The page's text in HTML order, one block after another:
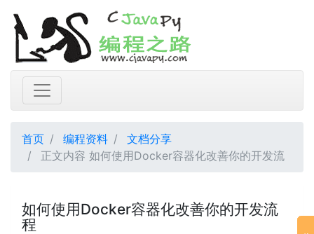
首页 编程资料
文档分享
正文内容 如何使用Docker容器化改善你的开发流
如何使用Docker容器化改善你的开发流
程